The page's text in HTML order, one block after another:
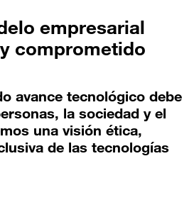
empresarial
comprometido
avance tecnológico debe
la sociedad y el
una visión ética,
de las tecnologías